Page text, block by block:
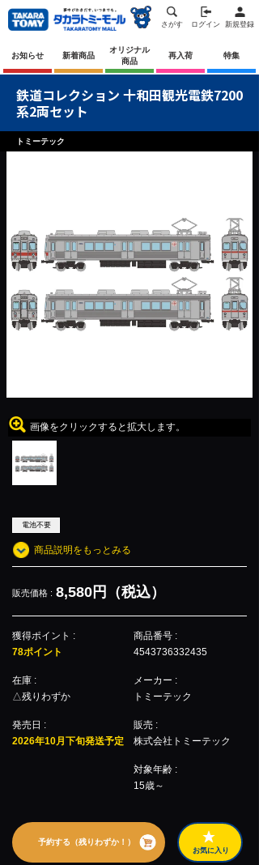
さがす ログイン 新規登録
お知らせ 新着商品
オリジナル
商品
再入荷 特集
鉄道コレクション 十和田観光電鉄7200
系2両セット
トミーテック
画像をクリックすると拡大します。
電池不要
商品説明をもっとみる
販売価格 : 8,580円（税込）
獲得ポイント :
78ポイント
在庫 :
△残りわずか
発売日 :
2026年10月下旬発送予定
商品番号 :
4543736332435
メーカー :
トミーテック
販売 :
株式会社トミーテック
対象年齢 :
15歳～
予約する（残りわずか！）
お気に入り